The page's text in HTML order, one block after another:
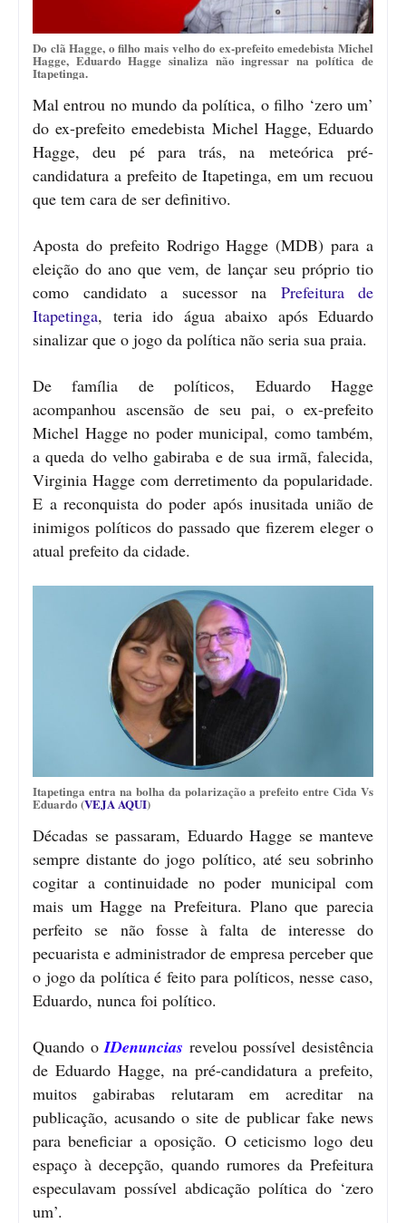
Do clã Hagge, o filho mais velho do ex-prefeito emedebista Michel
Hagge, Eduardo Hagge sinaliza não ingressar na política de
Itapetinga.
Mal entrou no mundo da política, o filho ‘zero um’
do ex-prefeito emedebista Michel Hagge, Eduardo
Hagge, deu pé para trás, na meteórica pré-
candidatura a prefeito de Itapetinga, em um recuou
que tem cara de ser definitivo.
Aposta do prefeito Rodrigo Hagge (MDB) para a
eleição do ano que vem, de lançar seu próprio tio
como candidato a sucessor na Prefeitura de
Itapetinga, teria ido água abaixo após Eduardo
sinalizar que o jogo da política não seria sua praia.
De família de políticos, Eduardo Hagge
acompanhou ascensão de seu pai, o ex-prefeito
Michel Hagge no poder municipal, como também,
a queda do velho gabiraba e de sua irmã, falecida,
Virginia Hagge com derretimento da popularidade.
E a reconquista do poder após inusitada união de
inimigos políticos do passado que fizerem eleger o
atual prefeito da cidade.
Itapetinga entra na bolha da polarização a prefeito entre Cida Vs
Eduardo (VEJA AQUI)
Décadas se passaram, Eduardo Hagge se manteve
sempre distante do jogo político, até seu sobrinho
cogitar a continuidade no poder municipal com
mais um Hagge na Prefeitura. Plano que parecia
perfeito se não fosse à falta de interesse do
pecuarista e administrador de empresa perceber que
o jogo da política é feito para políticos, nesse caso,
Eduardo, nunca foi político.
Quando oIDenuncias revelou possível desistência
de Eduardo Hagge, na pré-candidatura a prefeito,
muitos gabirabas relutaram em acreditar na
publicação, acusando o site de publicar fake news
para beneficiar a oposição. O ceticismo logo deu
espaço à decepção, quando rumores da Prefeitura
especulavam possível abdicação política do ‘zero
um’.